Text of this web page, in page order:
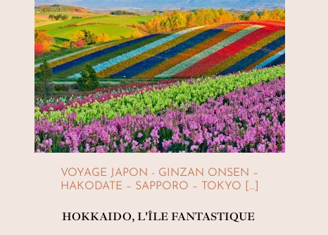
VOYAGE JAPON - GINZAN ONSEN –
HAKODATE – SAPPORO – TOKYO […]
HOKKAIDO, L'ÎLE FANTASTIQUE